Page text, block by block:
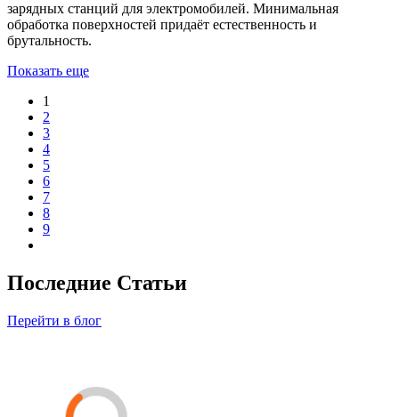
зарядных станций для электромобилей. Минимальная
обработка поверхностей придаёт естественность и
брутальность.
Показать еще
1
2
3
4
5
6
7
8
9
Последние Статьи
Перейти в блог